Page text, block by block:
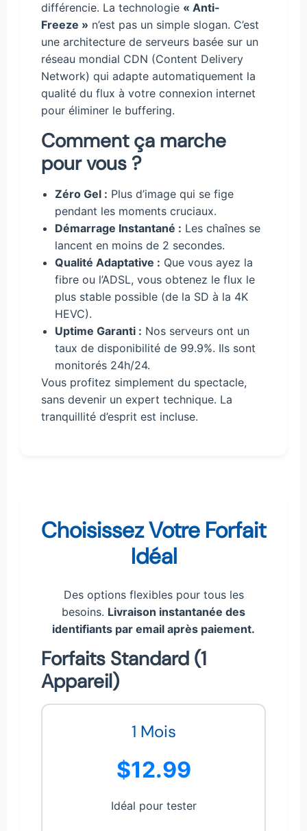
différencie. La technologie « Anti-
Freeze » n’est pas un simple slogan. C’est
une architecture de serveurs basée sur un
réseau mondial CDN (Content Delivery
Network) qui adapte automatiquement la
qualité du flux à votre connexion internet
pour éliminer le buffering.
Comment ça marche
pour vous ?
Zéro Gel : Plus d’image qui se fige
pendant les moments cruciaux.
Démarrage Instantané : Les chaînes se
lancent en moins de 2 secondes.
Qualité Adaptative : Que vous ayez la
fibre ou l’ADSL, vous obtenez le flux le
plus stable possible (de la SD à la 4K
HEVC).
Uptime Garanti : Nos serveurs ont un
taux de disponibilité de 99.9%. Ils sont
monitorés 24h/24.
Vous profitez simplement du spectacle,
sans devenir un expert technique. La
tranquillité d’esprit est incluse.
Choisissez Votre Forfait
Idéal
Des options flexibles pour tous les
besoins. Livraison instantanée des
identifiants par email après paiement.
Forfaits Standard (1
Appareil)
1 Mois
$12.99
Idéal pour tester